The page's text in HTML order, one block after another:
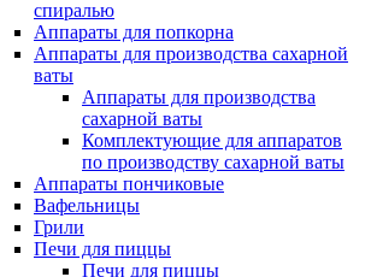
спиралью
Аппараты для попкорна
Аппараты для производства сахарной
ваты
Аппараты для производства
сахарной ваты
Комплектующие для аппаратов
по производству сахарной ваты
Аппараты пончиковые
Вафельницы
Грили
Печи для пиццы
Печи для пиццы